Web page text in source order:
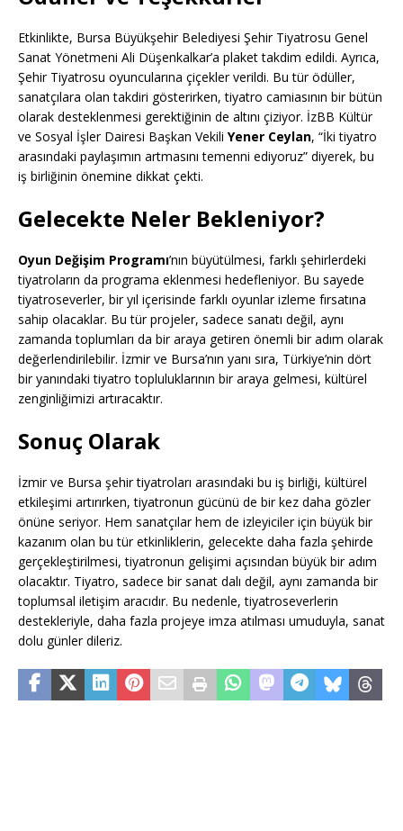
Etkinlikte, Bursa Büyükşehir Belediyesi Şehir Tiyatrosu Genel
Sanat Yönetmeni Ali Düşenkalkar’a plaket takdim edildi. Ayrıca,
Şehir Tiyatrosu oyuncularına çiçekler verildi. Bu tür ödüller,
sanatçılara olan takdiri gösterirken, tiyatro camiasının bir bütün
olarak desteklenmesi gerektiğinin de altını çiziyor. İzBB Kültür
ve Sosyal İşler Dairesi Başkan Vekili Yener Ceylan, “İki tiyatro
arasındaki paylaşımın artmasını temenni ediyoruz” diyerek, bu
iş birliğinin önemine dikkat çekti.
Gelecekte Neler Bekleniyor?
Oyun Değişim Programı’nın büyütülmesi, farklı şehirlerdeki
tiyatroların da programa eklenmesi hedefleniyor. Bu sayede
tiyatroseverler, bir yıl içerisinde farklı oyunlar izleme fırsatına
sahip olacaklar. Bu tür projeler, sadece sanatı değil, aynı
zamanda toplumları da bir araya getiren önemli bir adım olarak
değerlendirilebilir. İzmir ve Bursa’nın yanı sıra, Türkiye’nin dört
bir yanındaki tiyatro topluluklarının bir araya gelmesi, kültürel
zenginliğimizi artıracaktır.
Sonuç Olarak
İzmir ve Bursa şehir tiyatroları arasındaki bu iş birliği, kültürel
etkileşimi artırırken, tiyatronun gücünü de bir kez daha gözler
önüne seriyor. Hem sanatçılar hem de izleyiciler için büyük bir
kazanım olan bu tür etkinliklerin, gelecekte daha fazla şehirde
gerçekleştirilmesi, tiyatronun gelişimi açısından büyük bir adım
olacaktır. Tiyatro, sadece bir sanat dalı değil, aynı zamanda bir
toplumsal iletişim aracıdır. Bu nedenle, tiyatroseverlerin
destekleriyle, daha fazla projeye imza atılması umuduyla, sanat
dolu günler dileriz.